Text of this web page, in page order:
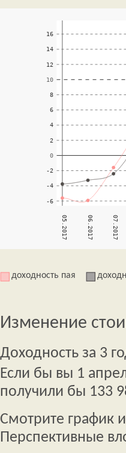
доходность пая
Изменение
Доходность за 3
Если бы вы 1
получили бы 133
Смотрите график
Перспективные